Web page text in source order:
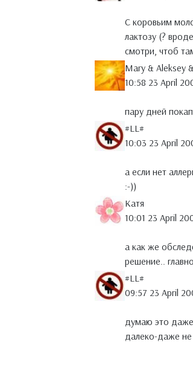
С коровьим
лактозу (?
смотри, чтоб
Mary & Aleksey
10:58 23 April
пару дней
#LL#
10:03 23 April
а если нет
:-))
Катя
10:01 23 April
а как же
решение..
#LL#
09:57 23 April
думаю это
далеко-даже не